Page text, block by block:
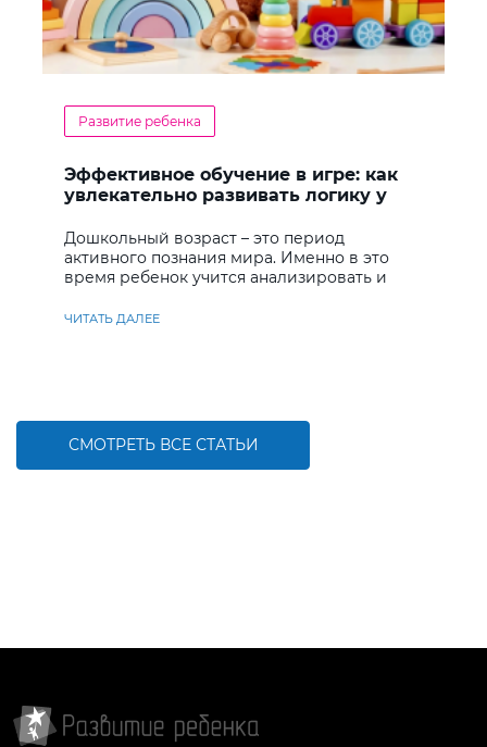
Развитие ребенка
Эффективное обучение в игре: как
увлекательно развивать логику у
Дошкольный возраст – это период
активного познания мира. Именно в это
время ребенок учится анализировать и
ЧИТАТЬ ДАЛЕЕ
СМОТРЕТЬ ВСЕ СТАТЬИ